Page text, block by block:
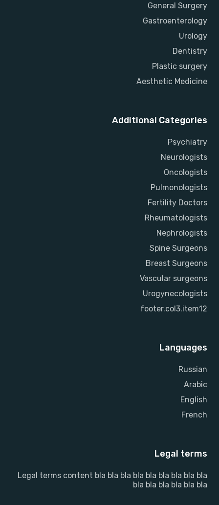
General Surgery
Gastroenterology
Urology
Dentistry
Plastic surgery
Aesthetic Medicine
Additional Categories
Psychiatry
Neurologists
Oncologists
Pulmonologists
Fertility Doctors
Rheumatologists
Nephrologists
Spine Surgeons
Breast Surgeons
Vascular surgeons
Urogynecologists
footer.col3.item12
Languages
Russian
Arabic
English
French
Legal terms
Legal terms content bla bla bla bla bla bla bla bla bla
bla bla bla bla bla bla